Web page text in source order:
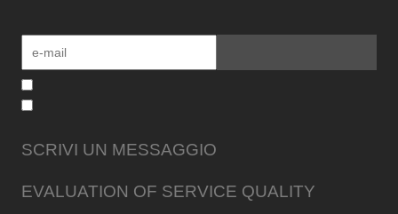
SCRIVI UN MESSAGGIO
EVALUATION OF SERVICE QUALITY